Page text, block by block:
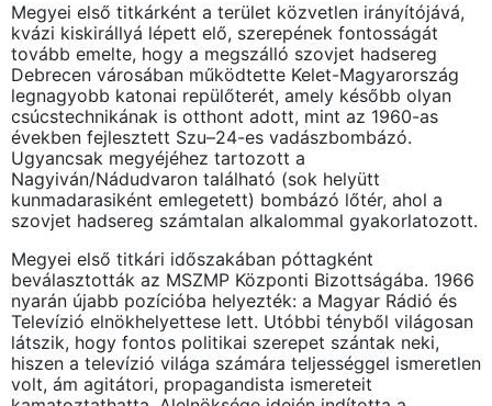
Megyei első titkárként a terület közvetlen irányítójává,
kvázi kiskirállyá lépett elő, szerepének fontosságát
tovább emelte, hogy a megszálló szovjet hadsereg
Debrecen városában működtette Kelet-Magyarország
legnagyobb katonai repülőterét, amely később olyan
csúcstechnikának is otthont adott, mint az 1960-as
években fejlesztett Szu–24-es vadászbombázó.
Ugyancsak megyéjéhez tartozott a
Nagyiván/Nádudvaron található (sok helyütt
kunmadarasiként emlegetett) bombázó lőtér, ahol a
szovjet hadsereg számtalan alkalommal gyakorlatozott.
Megyei első titkári időszakában póttagként
beválasztották az MSZMP Központi Bizottságába. 1966
nyarán újabb pozícióba helyezték: a Magyar Rádió és
Televízió elnökhelyettese lett. Utóbbi tényből világosan
látszik, hogy fontos politikai szerepet szántak neki,
hiszen a televízió világa számára teljességgel ismeretlen
volt, ám agitátori, propagandista ismereteit